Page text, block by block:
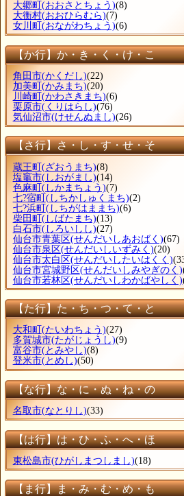
大郷町 (おおさとちょう)(8)
大衡村(おおひらむら)(7)
女川町 (おながわちょう)(6)
【か行】か・き・く・け・こ
角田市(かくだし)(22)
加美町 (かみまち)(20)
川崎町 (かわさきまち)(6)
栗原市(くりはらし)(76)
気仙沼市(けせんぬまし)(26)
【さ行】さ・し・す・せ・そ
蔵王町(ざおうまち)(8)
塩竈市(しおがまし)(14)
色麻町(しかまちょう)(7)
七?宿町(しちかしゅくまち)(2)
七?浜町(しちがはままち)(6)
柴田町(しばたまち)(13)
白石市(しろいしし)(27)
仙台市青葉区(せんだいしあおばく)
仙台市泉区(せんだいしいずみく)(20)
仙台市太白区(せんだいしたいはくく)
仙台市宮城野区(せんだいしみやぎのく)
仙台市若林区(せんだいしわかばやしく)
【た行】た・ち・つ・て・と
大和町 (たいわちょう)(27)
多賀城市(たがじょうし)(9)
富谷市(とみやし)(8)
登米市(とめし)(50)
【な行】な・に・ぬ・ね・の
名取市(なとりし)(33)
【は行】は・ひ・ふ・へ・ほ
東松島市(ひがしまつしまし)(18)
【ま行】ま・み・む・め・も